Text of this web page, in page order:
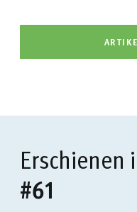
Erschienen
#61